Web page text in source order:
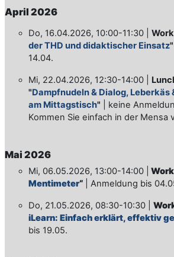
April 2026
Do, 16.04.2026, 10:00-11:30 |
der THD und didaktischer Einsatz"
14.04.
Mi, 22.04.2026, 12:30-14:00 |
"Dampfnudeln & Dialog, Leberkäs
am Mittagstisch" | keine
Kommen Sie einfach in der Mensa
Mai 2026
Mi, 06.05.2026, 13:00-14:00 |
Mentimeter“ | Anmeldung bis
Do, 21.05.2026, 08:30-10:30 |
iLearn: Einfach erklärt, effektiv
bis 19.05.